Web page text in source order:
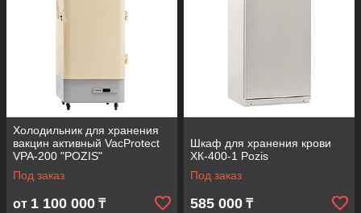
Холодильник для хранения
вакцин активный VacProtect
VPA-200 "POZIS"
Под заказ
от 1 100 000 ₸
Шкаф для хранения крови
ХК-400-1 Pozis
Под заказ
585 000 ₸